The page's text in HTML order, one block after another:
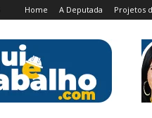
Home A Deputada Projetos